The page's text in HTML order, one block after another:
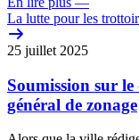
La lutte pour les
25 juillet 2025
Soumission sur
général de zonage